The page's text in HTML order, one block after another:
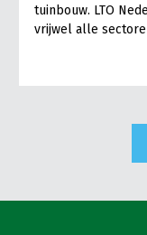
tuinbouw. LTO
vrijwel alle